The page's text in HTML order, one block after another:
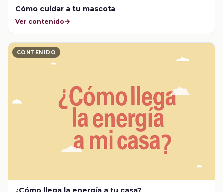
Cómo cuidar a tu mascota
Ver contenido
CONTENIDO
¿Cómo llega la energía a tu casa?